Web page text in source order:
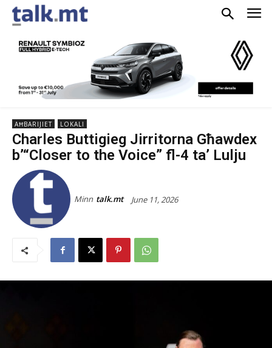
AĦBARIJIET LOKALI
Charles Buttigieg Jirritorna Għawdex
b’“Closer to the Voice” fl-4 ta’ Lulju
Minn talk.mt June 11, 2026